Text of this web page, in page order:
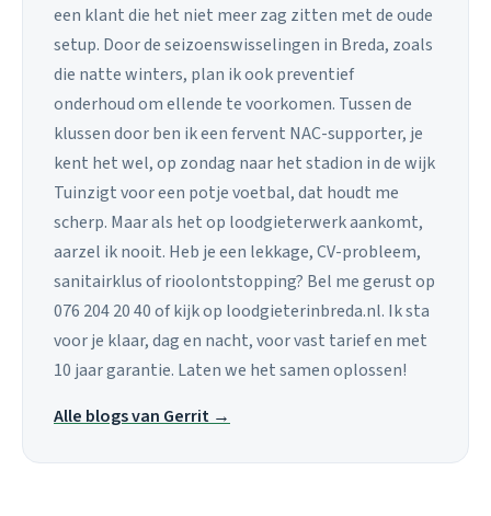
een klant die het niet meer zag zitten met de oude
setup. Door de seizoenswisselingen in Breda, zoals
die natte winters, plan ik ook preventief
onderhoud om ellende te voorkomen. Tussen de
klussen door ben ik een fervent NAC-supporter, je
kent het wel, op zondag naar het stadion in de wijk
Tuinzigt voor een potje voetbal, dat houdt me
scherp. Maar als het op loodgieterwerk aankomt,
aarzel ik nooit. Heb je een lekkage, CV-probleem,
sanitairklus of rioolontstopping? Bel me gerust op
076 204 20 40 of kijk op loodgieterinbreda.nl. Ik sta
voor je klaar, dag en nacht, voor vast tarief en met
10 jaar garantie. Laten we het samen oplossen!
Alle blogs van Gerrit →